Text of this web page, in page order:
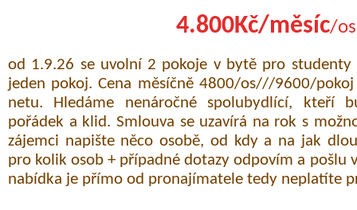
4.800Kč/měsíc/
od 1.9.26 se uvolní 2 pokoje v bytě pro studenty
jeden pokoj. Cena měsíčně 4800/os///9600/
netu. Hledáme nenáročné spolubydlící, kteří
pořádek a klid. Smlouva se uzavírá na rok s
zájemci napište něco osobě, od kdy a na jak
pro kolik osob + případné dotazy odpovím a pošlu
nabídka je přímo od pronajímatele tedy neplatíte